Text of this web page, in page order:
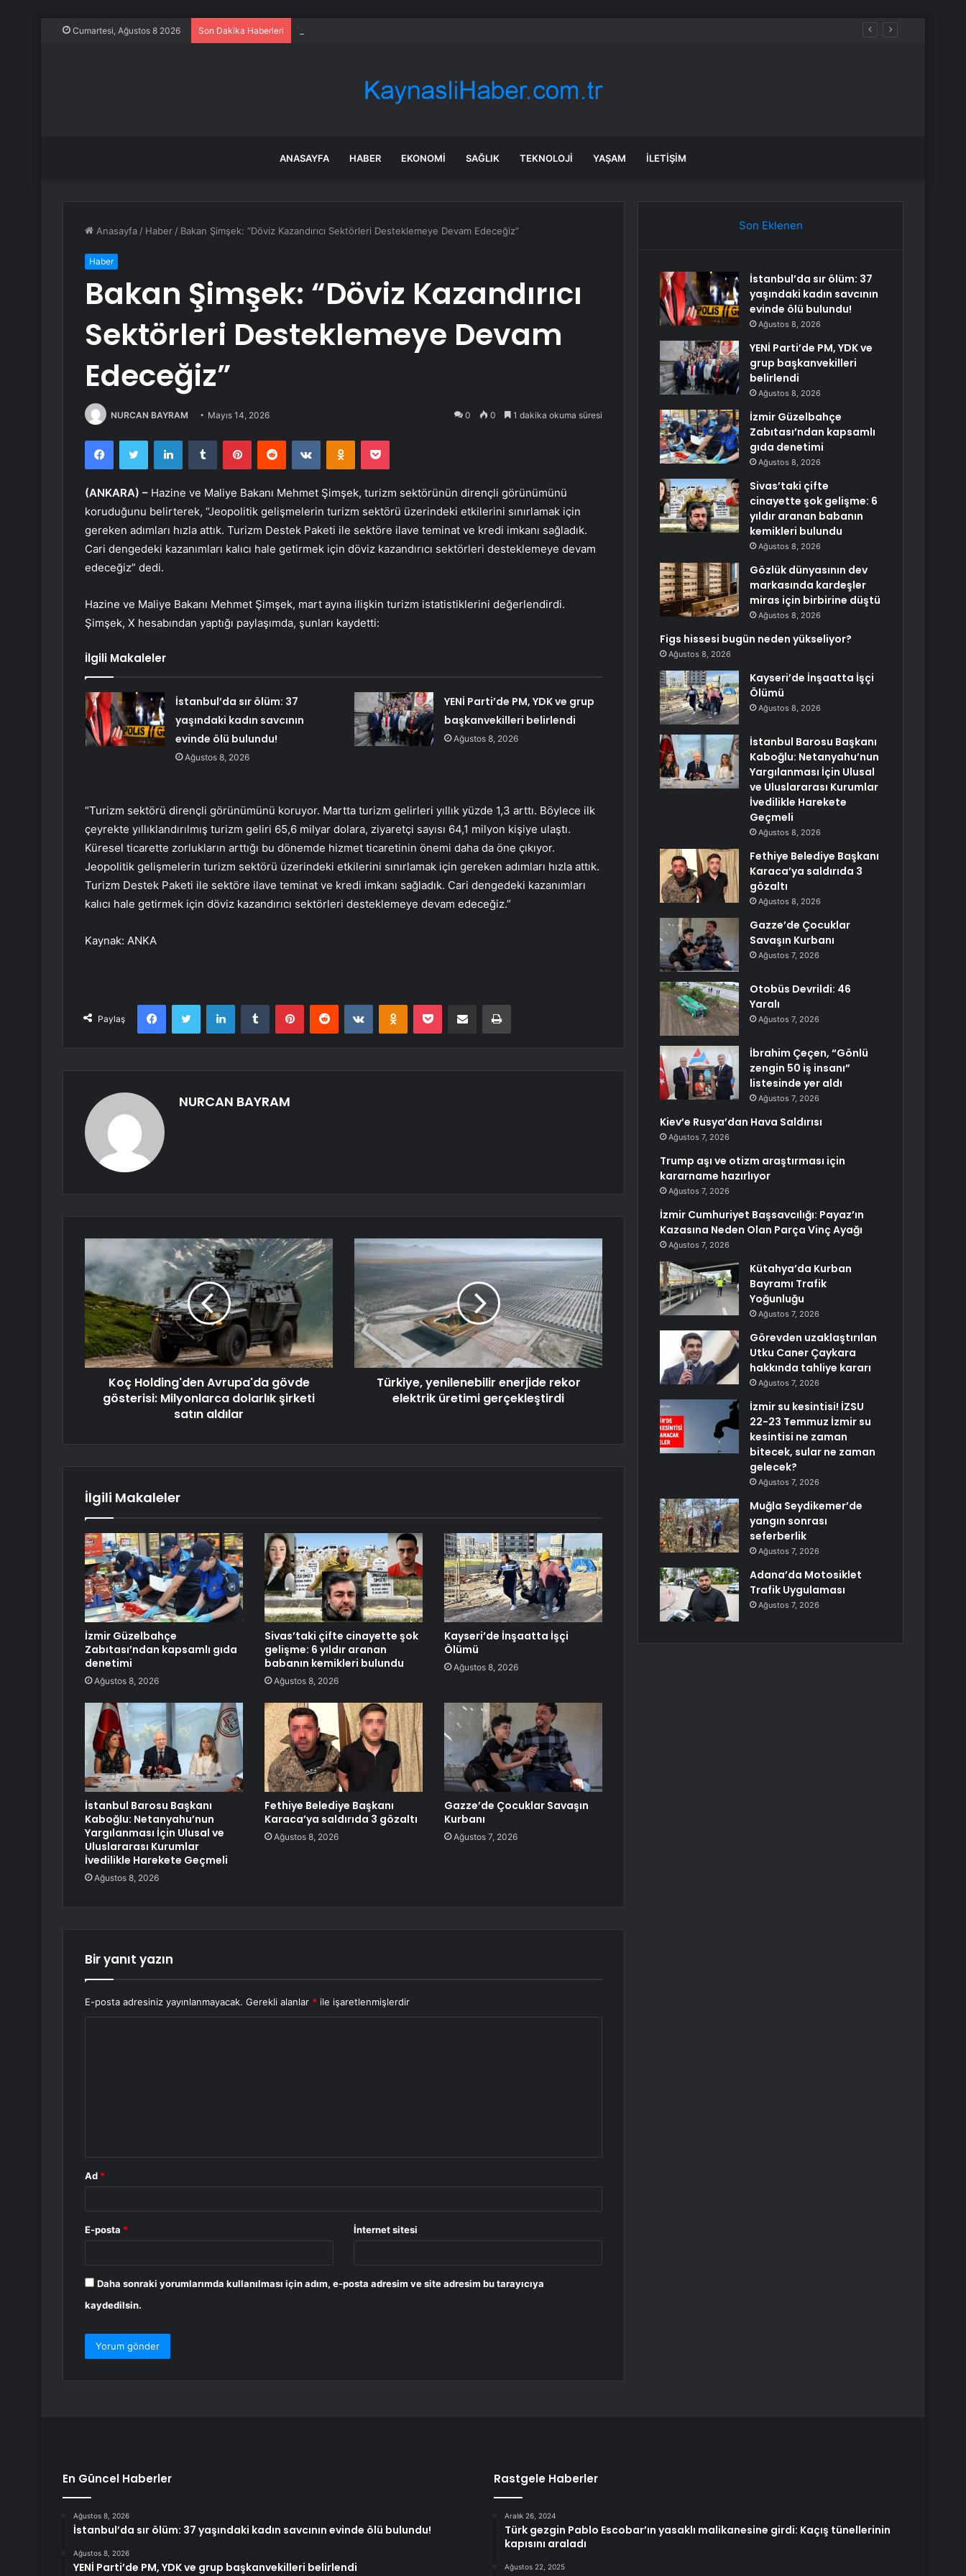
Cumartesi, Ağustos 8 2026 Son Dakika Haberleri YENİ Parti’de PM, YDK ve grup başkanvekilleri belirlendi
ANASAYFA HABER EKONOMI SAĞLIK TEKNOLOJI YAŞAM İLETIŞIM
Anasayfa / Haber / Bakan Şimşek: “Döviz Kazandırıcı Sektörleri Desteklemeye Devam Edeceğiz”
Haber
Bakan Şimşek: “Döviz Kazandırıcı
Sektörleri Desteklemeye Devam
Edeceğiz”
NURCAN BAYRAM Mayıs 14, 2026 0 0 1 dakika okuma süresi
FacebookTwitter LinkedInTumblr PinterestReddit VKontakteOdnoklassniki
Pocket
(ANKARA) – Hazine ve Maliye Bakanı Mehmet Şimşek, turizm sektörünün dirençli görünümünü
koruduğunu belirterek, “Jeopolitik gelişmelerin turizm sektörü üzerindeki etkilerini sınırlamak için
gereken adımları hızla attık. Turizm Destek Paketi ile sektöre ilave teminat ve kredi imkanı sağladık.
Cari dengedeki kazanımları kalıcı hale getirmek için döviz kazandırıcı sektörleri desteklemeye devam
edeceğiz” dedi.
Hazine ve Maliye Bakanı Mehmet Şimşek, mart ayına ilişkin turizm istatistiklerini değerlendirdi.
Şimşek, X hesabından yaptığı paylaşımda, şunları kaydetti:
İlgili Makaleler
İstanbul’da sır ölüm: 37
yaşındaki kadın savcının
evinde ölü bulundu!
Ağustos 8, 2026
YENİ Parti’de PM, YDK ve grup
başkanvekilleri belirlendi
Ağustos 8, 2026
“Turizm sektörü dirençli görünümünü koruyor. Martta turizm gelirleri yıllık yüzde 1,3 arttı. Böylece ilk
çeyrekte yıllıklandırılmış turizm geliri 65,6 milyar dolara, ziyaretçi sayısı 64,1 milyon kişiye ulaştı.
Küresel ticarette zorlukların arttığı bu dönemde hizmet ticaretinin önemi daha da öne çıkıyor.
Jeopolitik gelişmelerin turizm sektörü üzerindeki etkilerini sınırlamak için gereken adımları hızla attık.
Turizm Destek Paketi ile sektöre ilave teminat ve kredi imkanı sağladık. Cari dengedeki kazanımları
kalıcı hale getirmek için döviz kazandırıcı sektörleri desteklemeye devam edeceğiz.”
Kaynak: ANKA
Paylaş
FacebookTwitter LinkedInTumblr PinterestReddit VKontakteOdnoklassniki
Pocket E-Posta ile paylaş Yazdır
NURCAN BAYRAM
Koç Holding'den Avrupa'da gövde
gösterisi: Milyonlarca dolarlık şirketi
satın aldılar
Türkiye, yenilenebilir enerjide rekor
elektrik üretimi gerçekleştirdi
İlgili Makaleler
İzmir Güzelbahçe
Zabıtası’ndan kapsamlı gıda
denetimi
Ağustos 8, 2026
Sivas’taki çifte cinayette şok
gelişme: 6 yıldır aranan
babanın kemikleri bulundu
Ağustos 8, 2026
Kayseri’de İnşaatta İşçi
Ölümü
Ağustos 8, 2026
İstanbul Barosu Başkanı
Kaboğlu: Netanyahu’nun
Yargılanması İçin Ulusal ve
Uluslararası Kurumlar
İvedilikle Harekete Geçmeli
Ağustos 8, 2026
Fethiye Belediye Başkanı
Karaca’ya saldırıda 3 gözaltı
Ağustos 8, 2026
Gazze’de Çocuklar Savaşın
Kurbanı
Ağustos 7, 2026
Bir yanıt yazın
E-posta adresiniz yayınlanmayacak. Gerekli alanlar * ile işaretlenmişlerdir
Ad *
E-posta * İnternet sitesi
Daha sonraki yorumlarımda kullanılması için adım, e-posta adresim ve site adresim bu tarayıcıya
kaydedilsin.
Son Eklenen
İstanbul’da sır ölüm: 37
yaşındaki kadın savcının
evinde ölü bulundu!
Ağustos 8, 2026
YENİ Parti’de PM, YDK ve
grup başkanvekilleri
belirlendi
Ağustos 8, 2026
İzmir Güzelbahçe
Zabıtası’ndan kapsamlı
gıda denetimi
Ağustos 8, 2026
Sivas’taki çifte
cinayette şok gelişme: 6
yıldır aranan babanın
kemikleri bulundu
Ağustos 8, 2026
Gözlük dünyasının dev
markasında kardeşler
miras için birbirine düştü
Ağustos 8, 2026
Figs hissesi bugün neden yükseliyor?
Ağustos 8, 2026
Kayseri’de İnşaatta İşçi
Ölümü
Ağustos 8, 2026
İstanbul Barosu Başkanı
Kaboğlu: Netanyahu’nun
Yargılanması İçin Ulusal
ve Uluslararası Kurumlar
İvedilikle Harekete
Geçmeli
Ağustos 8, 2026
Fethiye Belediye Başkanı
Karaca’ya saldırıda 3
gözaltı
Ağustos 8, 2026
Gazze’de Çocuklar
Savaşın Kurbanı
Ağustos 7, 2026
Otobüs Devrildi: 46
Yaralı
Ağustos 7, 2026
İbrahim Çeçen, “Gönlü
zengin 50 iş insanı”
listesinde yer aldı
Ağustos 7, 2026
Kiev’e Rusya’dan Hava Saldırısı
Ağustos 7, 2026
Trump aşı ve otizm araştırması için
kararname hazırlıyor
Ağustos 7, 2026
İzmir Cumhuriyet Başsavcılığı: Payaz’ın
Kazasına Neden Olan Parça Vinç Ayağı
Ağustos 7, 2026
Kütahya’da Kurban
Bayramı Trafik
Yoğunluğu
Ağustos 7, 2026
Görevden uzaklaştırılan
Utku Caner Çaykara
hakkında tahliye kararı
Ağustos 7, 2026
İzmir su kesintisi! İZSU
22-23 Temmuz İzmir su
kesintisi ne zaman
bitecek, sular ne zaman
gelecek?
Ağustos 7, 2026
Muğla Seydikemer’de
yangın sonrası
seferberlik
Ağustos 7, 2026
Adana’da Motosiklet
Trafik Uygulaması
Ağustos 7, 2026
En Güncel Haberler
Ağustos 8, 2026
İstanbul’da sır ölüm: 37 yaşındaki kadın savcının evinde ölü bulundu!
Ağustos 8, 2026
YENİ Parti’de PM, YDK ve grup başkanvekilleri belirlendi
Rastgele Haberler
Aralık 26, 2024
Türk gezgin Pablo Escobar’ın yasaklı malikanesine girdi: Kaçış tünellerinin
kapısını araladı
Ağustos 22, 2025